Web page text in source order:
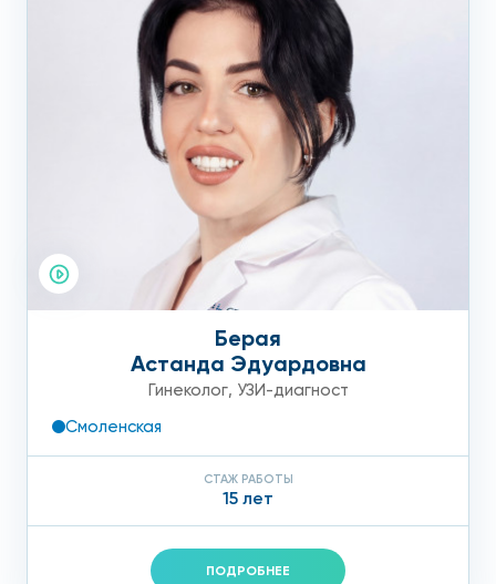
Берая
Астанда Эдуардовна
Гинеколог, УЗИ-диагност
Смоленская
СТАЖ РАБОТЫ
15 лет
ПОДРОБНЕЕ